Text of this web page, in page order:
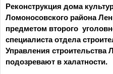
Реконструкция дома
Ломоносовского района
предметом второго
специалиста отдела
Управления строительства
подозревают в халатности.